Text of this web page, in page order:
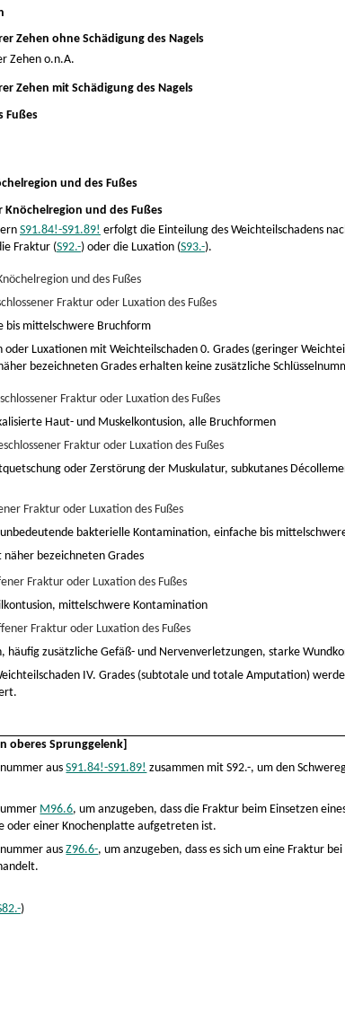
Zehen ohne Schädigung des Nagels
Zehen o.n.A.
Zehen mit Schädigung des Nagels
Fußes
und des Fußes
Knöchelregion und des Fußes
S91.84!-S91.89! erfolgt die Einteilung des Weichteilschadens
Fraktur (S92.-) oder die Luxation (S93.-).
und des Fußes
Fraktur oder Luxation des Fußes
bis mittelschwere Bruchform
oder Luxationen mit Weichteilschaden 0. Grades (geringer
bezeichneten Grades erhalten keine zusätzliche
Fraktur oder Luxation des Fußes
Haut- und Muskelkontusion, alle Bruchformen
Fraktur oder Luxation des Fußes
oder Zerstörung der Muskulatur, subkutanes
Fraktur oder Luxation des Fußes
bakterielle Kontamination, einfache bis
bezeichneten Grades
Fraktur oder Luxation des Fußes
mittelschwere Kontamination
Fraktur oder Luxation des Fußes
häufig zusätzliche Gefäß- und Nervenverletzungen, starke
IV. Grades (subtotale und totale Amputation)
oberes Sprunggelenk]
ausS91.84!-S91.89! zusammen mit S92.-, um den
M96.6, um anzugeben, dass die Fraktur beim Einsetzen
oder einer Knochenplatte aufgetreten ist.
ausZ96.6-, um anzugeben, dass es sich um eine Fraktur
)